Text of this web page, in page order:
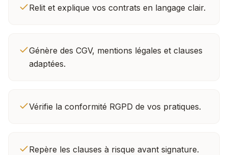
Relit et explique vos contrats en langage clair.
Génère des CGV, mentions légales et clauses
adaptées.
Vérifie la conformité RGPD de vos pratiques.
Repère les clauses à risque avant signature.